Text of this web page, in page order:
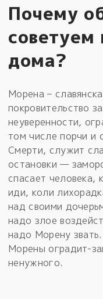
Почему
советуем
дома?
Морена –
покровительство
неуверенности,
том числе порчи и
Смерти, служит
остановки —
спасает человека,
иди, коли
над своими
надо злое
надо Морену
Морены оградит-
ненужного.